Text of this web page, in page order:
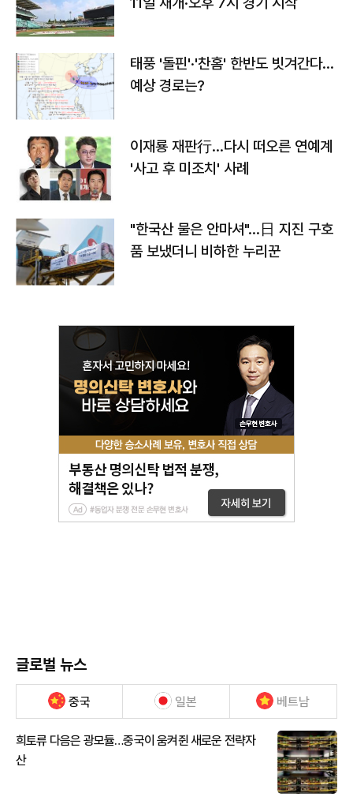
태풍 '돌핀'·'찬홈' 한반도 빗겨간다…
예상 경로는?
이재룡 재판行…다시 떠오른 연예계
'사고 후 미조치' 사례
"한국산 물은 안마셔"…日 지진 구호
품 보냈더니 비하한 누리꾼
글로벌 뉴스
중국 일본 베트남
희토류 다음은 광모듈…중국이 움켜쥔 새로운 전략자
산